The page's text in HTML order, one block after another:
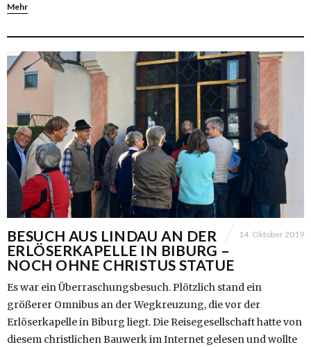
Mehr
BESUCH AUS LINDAU AN DER
ERLÖSERKAPELLE IN BIBURG –
NOCH OHNE CHRISTUS STATUE
14. Oktober 2019
Es war ein Überraschungsbesuch. Plötzlich stand ein
größerer Omnibus an der Wegkreuzung, die vor der
Erlöserkapelle in Biburg liegt. Die Reisegesellschaft hatte von
diesem christlichen Bauwerk im Internet gelesen und wollte